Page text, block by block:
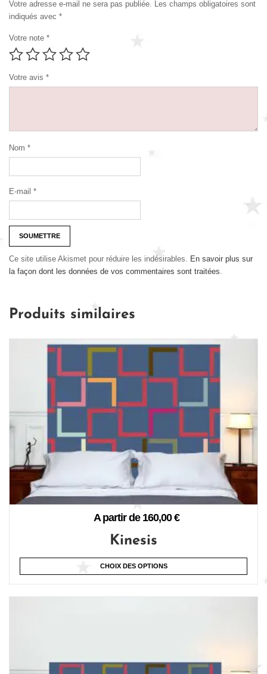
Votre adresse e-mail ne sera pas publiée. Les champs obligatoires sont
indiqués avec *
Votre note *
Votre avis *
Nom *
E-mail *
Ce site utilise Akismet pour réduire les indésirables. En savoir plus sur
la façon dont les données de vos commentaires sont traitées
Produits similaires
A partir de 160,00€
Kinesis
CHOIX DES OPTIONS